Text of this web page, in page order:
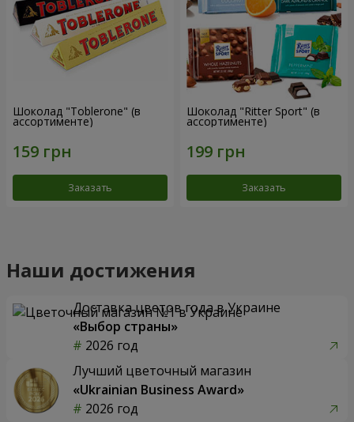
Шоколад "Toblerone" (в
ассортименте)
Заказать
Шоколад "Ritter Sport" (в
ассортименте)
Заказать
Наши достижения
Доставка цветов года в Украине
«Выбор страны»
2026 год
Лучший цветочный магазин
«Ukrainian Business Award»
2026 год